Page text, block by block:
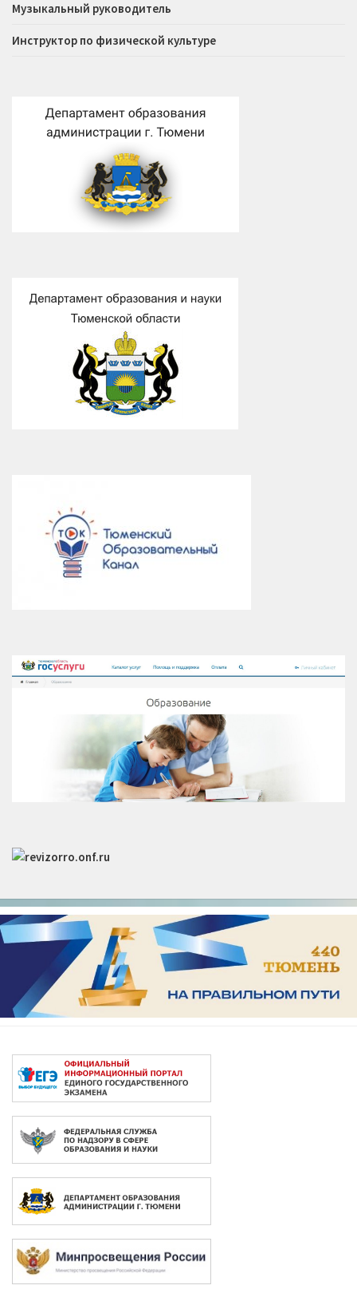
Музыкальный руководитель
Инструктор по физической культуре